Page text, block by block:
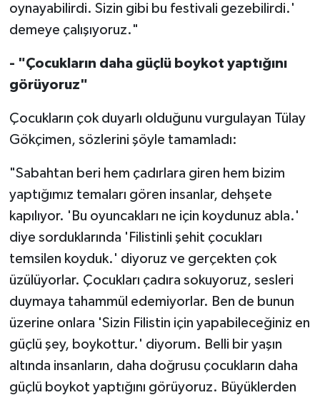
oynayabilirdi. Sizin gibi bu festivali gezebilirdi.'
demeye çalışıyoruz."
- "Çocukların daha güçlü boykot yaptığını
görüyoruz"
Çocukların çok duyarlı olduğunu vurgulayan Tülay
Gökçimen, sözlerini şöyle tamamladı:
"Sabahtan beri hem çadırlara giren hem bizim
yaptığımız temaları gören insanlar, dehşete
kapılıyor. 'Bu oyuncakları ne için koydunuz abla.'
diye sorduklarında 'Filistinli şehit çocukları
temsilen koyduk.' diyoruz ve gerçekten çok
üzülüyorlar. Çocukları çadıra sokuyoruz, sesleri
duymaya tahammül edemiyorlar. Ben de bunun
üzerine onlara 'Sizin Filistin için yapabileceğiniz en
güçlü şey, boykottur.' diyorum. Belli bir yaşın
altında insanların, daha doğrusu çocukların daha
güçlü boykot yaptığını görüyoruz. Büyüklerden